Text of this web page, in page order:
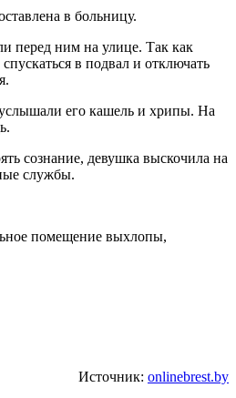
в больницу.
перед ним на улице. Так как
в подвал и отключать
услышали его кашель и хрипы. На
сознание, девушка выскочила на
службы.
помещение выхлопы,
Источник: onlinebrest.by